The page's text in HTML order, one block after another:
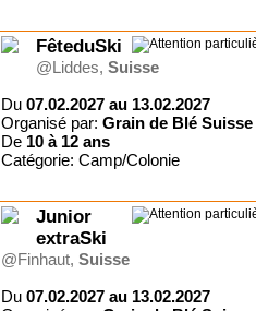
FêteduSki
@Liddes, Suisse
Du 07.02.2027 au 13.02.2027
Organisé par: Grain de Blé Suisse
De 10 à 12 ans
Catégorie: Camp/Colonie
Junior
extraSki
@Finhaut, Suisse
Du 07.02.2027 au 13.02.2027